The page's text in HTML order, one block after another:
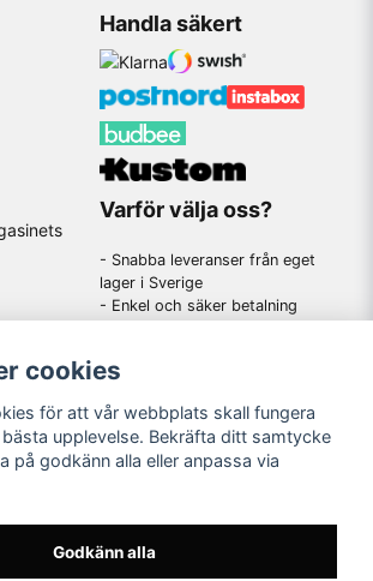
Handla säkert
Varför välja oss?
- Snabba leveranser från eget
lager i Sverige
- Enkel och säker betalning
-En schysst kundtjänst som
cookies
för att vår webbplats skall fungera
upplevelse. Bekräfta ditt samtycke
på godkänn alla eller anpassa via
Godkänn alla